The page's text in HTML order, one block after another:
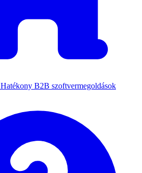
Hatékony B2B szoftvermegoldások